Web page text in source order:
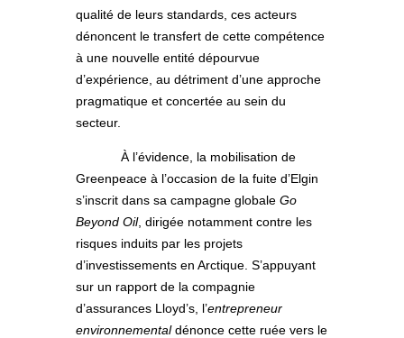
qualité de leurs standards, ces acteurs
dénoncent le transfert de cette compétence
à une nouvelle entité dépourvue
d’expérience, au détriment d’une approche
pragmatique et concertée au sein du
secteur.
À l’évidence, la mobilisation de
Greenpeace à l’occasion de la fuite d’Elgin
s’inscrit dans sa campagne globale Go
Beyond Oil, dirigée notamment contre les
risques induits par les projets
d’investissements en Arctique. S’appuyant
sur un rapport de la compagnie
d’assurances Lloyd’s, l’entrepreneur
environnementaldénonce cette ruée vers le